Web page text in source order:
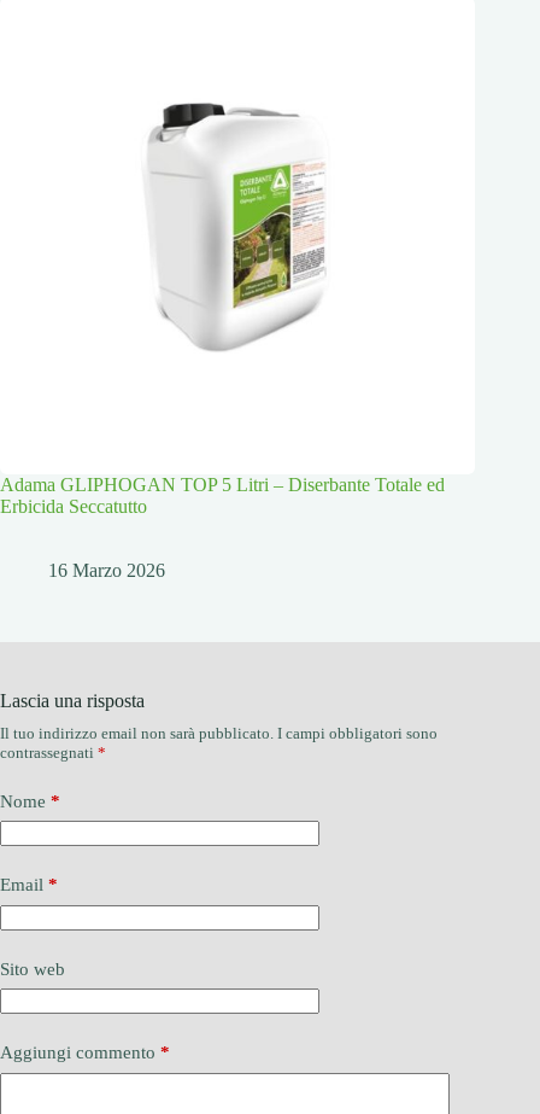
Adama GLIPHOGAN TOP 5 Litri – Diserbante Totale ed
Erbicida Seccatutto
16 Marzo 2026
Lascia una risposta
Il tuo indirizzo email non sarà pubblicato. I campi obbligatori sono
contrassegnati *
Nome *
Email *
Sito web
Aggiungi commento *